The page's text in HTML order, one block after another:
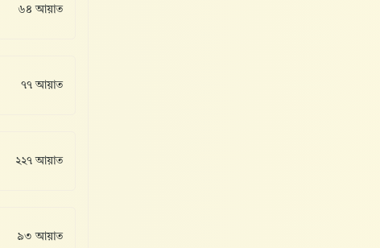
৬৪ আয়াত
৭৭ আয়াত
২২৭ আয়াত
৯৩ আয়াত